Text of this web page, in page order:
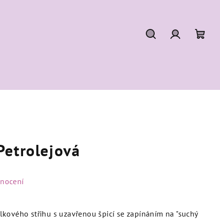
střihu s uzavřenou špicí se zapínáním na "suchý